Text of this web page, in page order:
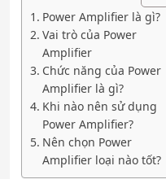
Power Amplifier là gì?
Vai trò của Power
Amplifier
Chức năng của Power
Amplifier là gì?
Khi nào nên sử dụng
Power Amplifier?
Nên chọn Power
Amplifier loại nào tốt?